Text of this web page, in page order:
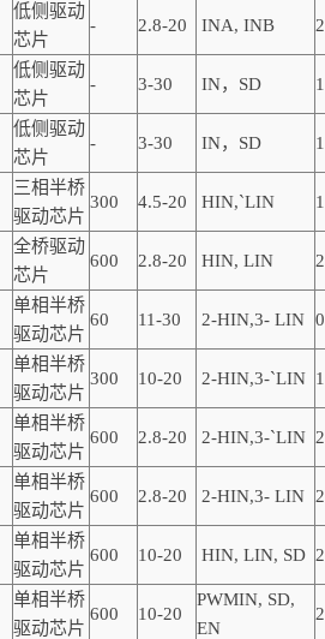
低侧驱动
芯片
- 2.8-20 INA, INB
低侧驱动
芯片
- 3-30 IN，SD
低侧驱动
芯片
- 3-30 IN，SD
三相半桥
驱动芯片
300 4.5-20 HIN,`LIN
全桥驱动
芯片
600 2.8-20 HIN, LIN
单相半桥
驱动芯片
60 11-30 2-HIN,3- LIN
单相半桥
驱动芯片
300 10-20 2-HIN,3-`LIN
单相半桥
驱动芯片
600 2.8-20 2-HIN,3-`LIN
单相半桥
驱动芯片
600 2.8-20 2-HIN,3- LIN
单相半桥
驱动芯片
600 10-20 HIN, LIN, SD
单相半桥
驱动芯片
600 10-20
PWMIN, SD,
EN